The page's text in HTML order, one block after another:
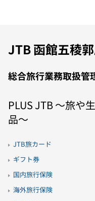
JTB 函館五稜
総合旅行業務取扱管
PLUS JTB 〜旅や
品〜
JTB旅カード
ギフト券
国内旅行保険
海外旅行保険